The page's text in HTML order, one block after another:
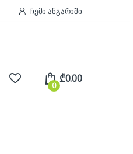
ჩემი ანგარიში
0
₾0.00